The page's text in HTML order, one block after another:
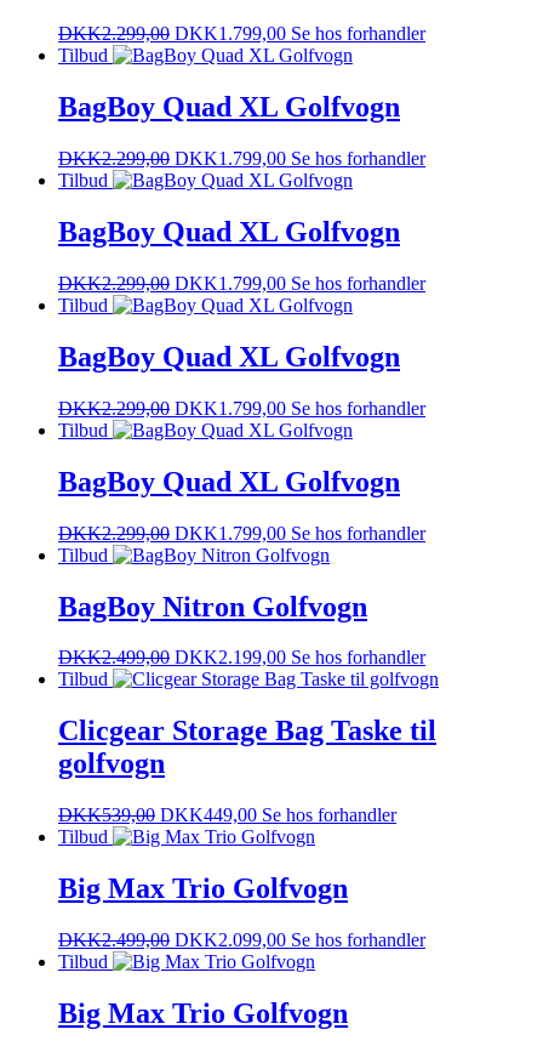
DKK2.299,00 DKK1.799,00 Se hos forhandler
Tilbud
BagBoy Quad XL Golfvogn
DKK2.299,00 DKK1.799,00 Se hos forhandler
Tilbud
BagBoy Quad XL Golfvogn
DKK2.299,00 DKK1.799,00 Se hos forhandler
Tilbud
BagBoy Quad XL Golfvogn
DKK2.299,00 DKK1.799,00 Se hos forhandler
Tilbud
BagBoy Quad XL Golfvogn
DKK2.299,00 DKK1.799,00 Se hos forhandler
Tilbud
BagBoy Nitron Golfvogn
DKK2.499,00 DKK2.199,00 Se hos forhandler
Tilbud
Clicgear Storage Bag Taske til
golfvogn
DKK539,00 DKK449,00 Se hos forhandler
Tilbud
Big Max Trio Golfvogn
DKK2.499,00 DKK2.099,00 Se hos forhandler
Tilbud
Big Max Trio Golfvogn